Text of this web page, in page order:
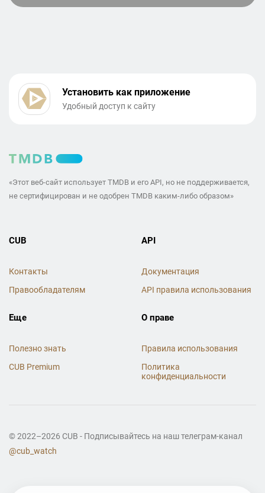
Установить как приложение
Удобный доступ к сайту
«Этот веб-сайт использует TMDB и его API, но не поддерживается,
не сертифицирован и не одобрен TMDB каким-либо образом»
CUB
Контакты
Правообладателям
API
Документация
API правила использования
Еще
Полезно знать
CUB Premium
О праве
Правила использования
Политика
конфиденциальности
© 2022–2026 CUB - Подписывайтесь на наш телеграм-канал
@cub_watch